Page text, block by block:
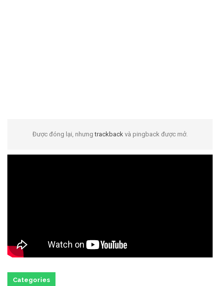
Được đóng lại, nhưngtrackback và pingback được mở.
Categories